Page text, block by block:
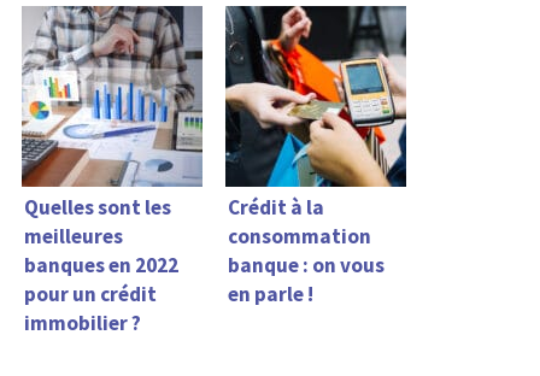
Quelles sont les
meilleures
banques en 2022
pour un crédit
immobilier ?
Crédit à la
consommation
banque : on vous
en parle !